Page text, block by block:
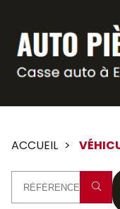
ACCUEIL